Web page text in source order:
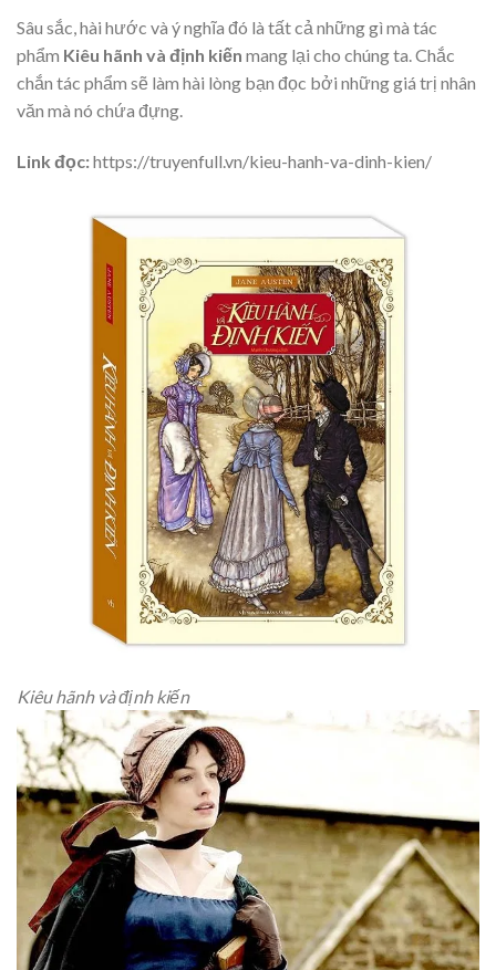
Sâu sắc, hài hước và ý nghĩa đó là tất cả những gì mà tác
phẩm Kiêu hãnh và định kiến mang lại cho chúng ta. Chắc
chắn tác phẩm sẽ làm hài lòng bạn đọc bởi những giá trị nhân
văn mà nó chứa đựng.
Link đọc:https://truyenfull.vn/kieu-hanh-va-dinh-kien/
Kiêu hãnh và định kiến